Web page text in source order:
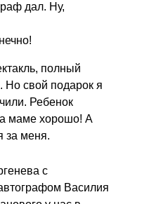
дал. Ну,
полный
Но свой подарок я
Ребенок
маме хорошо! А
за меня.
с
Василия